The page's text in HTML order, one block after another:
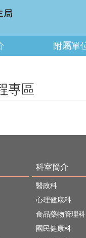
附屬單
專區
科室簡介
醫政科
心理健康科
食品藥物管理科
國民健康科